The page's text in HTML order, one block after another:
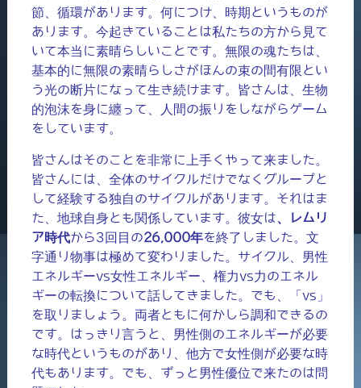
節、循環があります。何につけ、時期というものが
あります。今起きていることは私たちの方から見て
いて本当に素晴らしいことです。無限の魂たちは、
基本的に無限の素晴らしさがほんの束の間有限とい
う光の断片になって生き続けます。皆さんは、生物
的泡沫を身に纏って、人間の振りをしながらゲーム
をしています。
皆さんはそのことを非常に上手くやって来ました。
皆さんには、全体のサイクルだけでなくグループと
して経験する独自のサイクルがあります。それはま
た、地球自身とも関係しています。彼女は 、レムリ
ア時代から3回目の26,000年を終了しました。文
字通り物事は極めて変わりました。サイクル、男性
エネルギーvs女性エネルギー、権力vs力のエネル
ギーの転換について話してきました。でも、「vs」
を取りましょう。両者ともに何かしら調和できるの
です。はっきり言うと、男性側のエネルギーが必要
な時代というものがあり、他方で女性側が必要な時
代もあります。でも、ずっと男性優位で来たのは問